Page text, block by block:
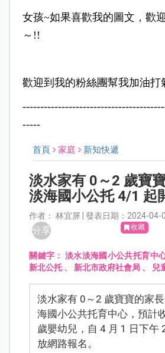
女孩~如果喜歡我的圖文，歡
～!!
歡迎到我的粉絲團幫我加油打
-----
首頁 家庭 新知快遞
淡水家有 0～2 歲寶
淡海國小公托 4/1 起
作者： 林宜屏 | 發表日期：2024-04-
分享 收藏
關鍵字： 淡水淡海國小公共托育中
新北公托、 新北市政府社會局 、 兒
淡水家有 0～2 歲寶寶的家
海國小公共托育中心，預計
歲嬰幼兒，自 4 月 1 日下午
放網路報名。